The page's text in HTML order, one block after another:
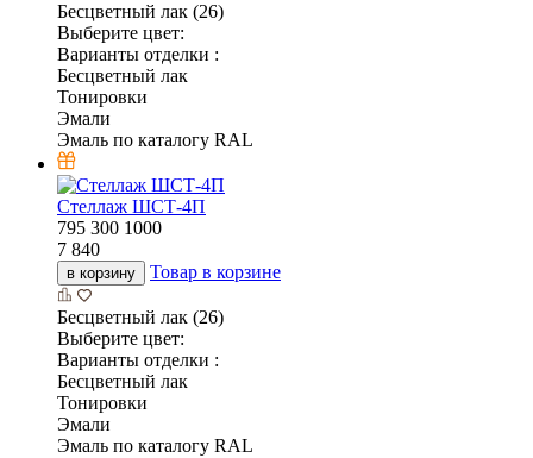
Бесцветный лак (26)
Выберите цвет:
Варианты отделки :
Бесцветный лак
Тонировки
Эмали
Эмаль по каталогу RAL
Стеллаж ШСТ-4П
795 300 1000
7 840
в корзину Товар в корзине
Бесцветный лак (26)
Выберите цвет:
Варианты отделки :
Бесцветный лак
Тонировки
Эмали
Эмаль по каталогу RAL